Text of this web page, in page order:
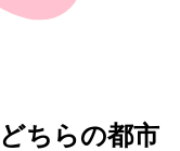
ちらの都市